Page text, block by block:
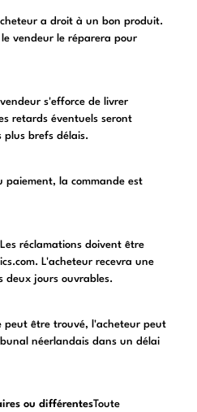
a droit à un bon produit.
vendeur le réparera pour
vendeur s'efforce de livrer
retards éventuels seront
plus brefs délais.
paiement, la commande est
Les réclamations doivent être
L'acheteur recevra une
deux jours ouvrables.
peut être trouvé, l'acheteur peut
néerlandais dans un délai
ou différentes Toute